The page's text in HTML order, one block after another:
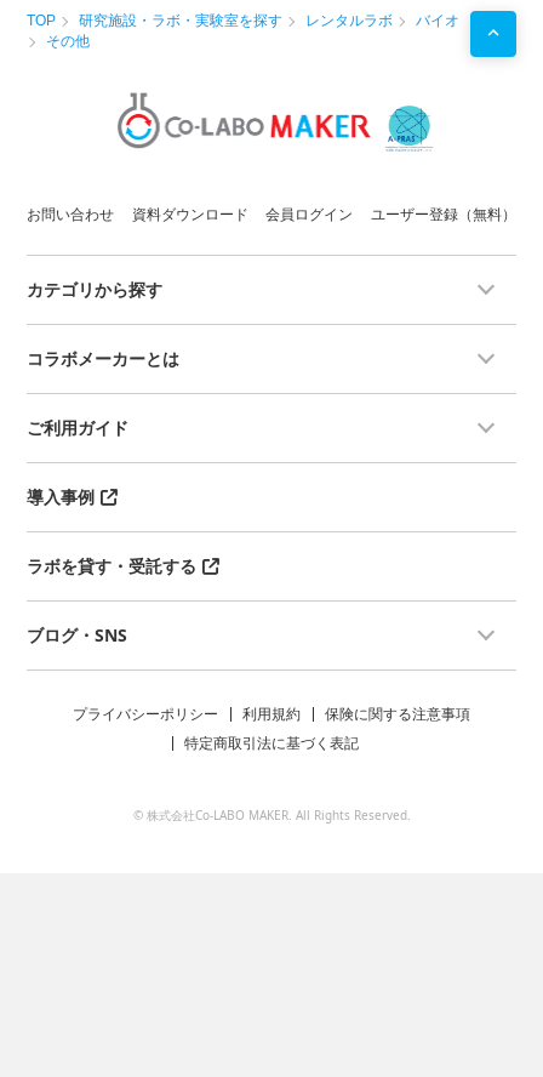
TOP 研究施設・ラボ・実験室を探す レンタルラボ
バイオ
その他
お問い合わせ 資料ダウンロード 会員ログイン ユーザー登録（無料）
カテゴリから探す
コラボメーカーとは
ご利用ガイド
導入事例
ラボを貸す・受託する
ブログ・SNS
プライバシーポリシー 利用規約
保険に関する注意事項
特定商取引法に基づく表記
© 株式会社Co-LABO MAKER. All Rights Reserved.